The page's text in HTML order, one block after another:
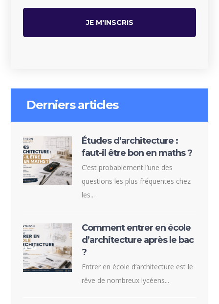
Derniers articles
Études d’architecture :
faut-il être bon en maths ?
C’est probablement l’une des
questions les plus fréquentes chez
les...
Comment entrer en école
d’architecture après le bac
?
Entrer en école d’architecture est le
rêve de nombreux lycéens...